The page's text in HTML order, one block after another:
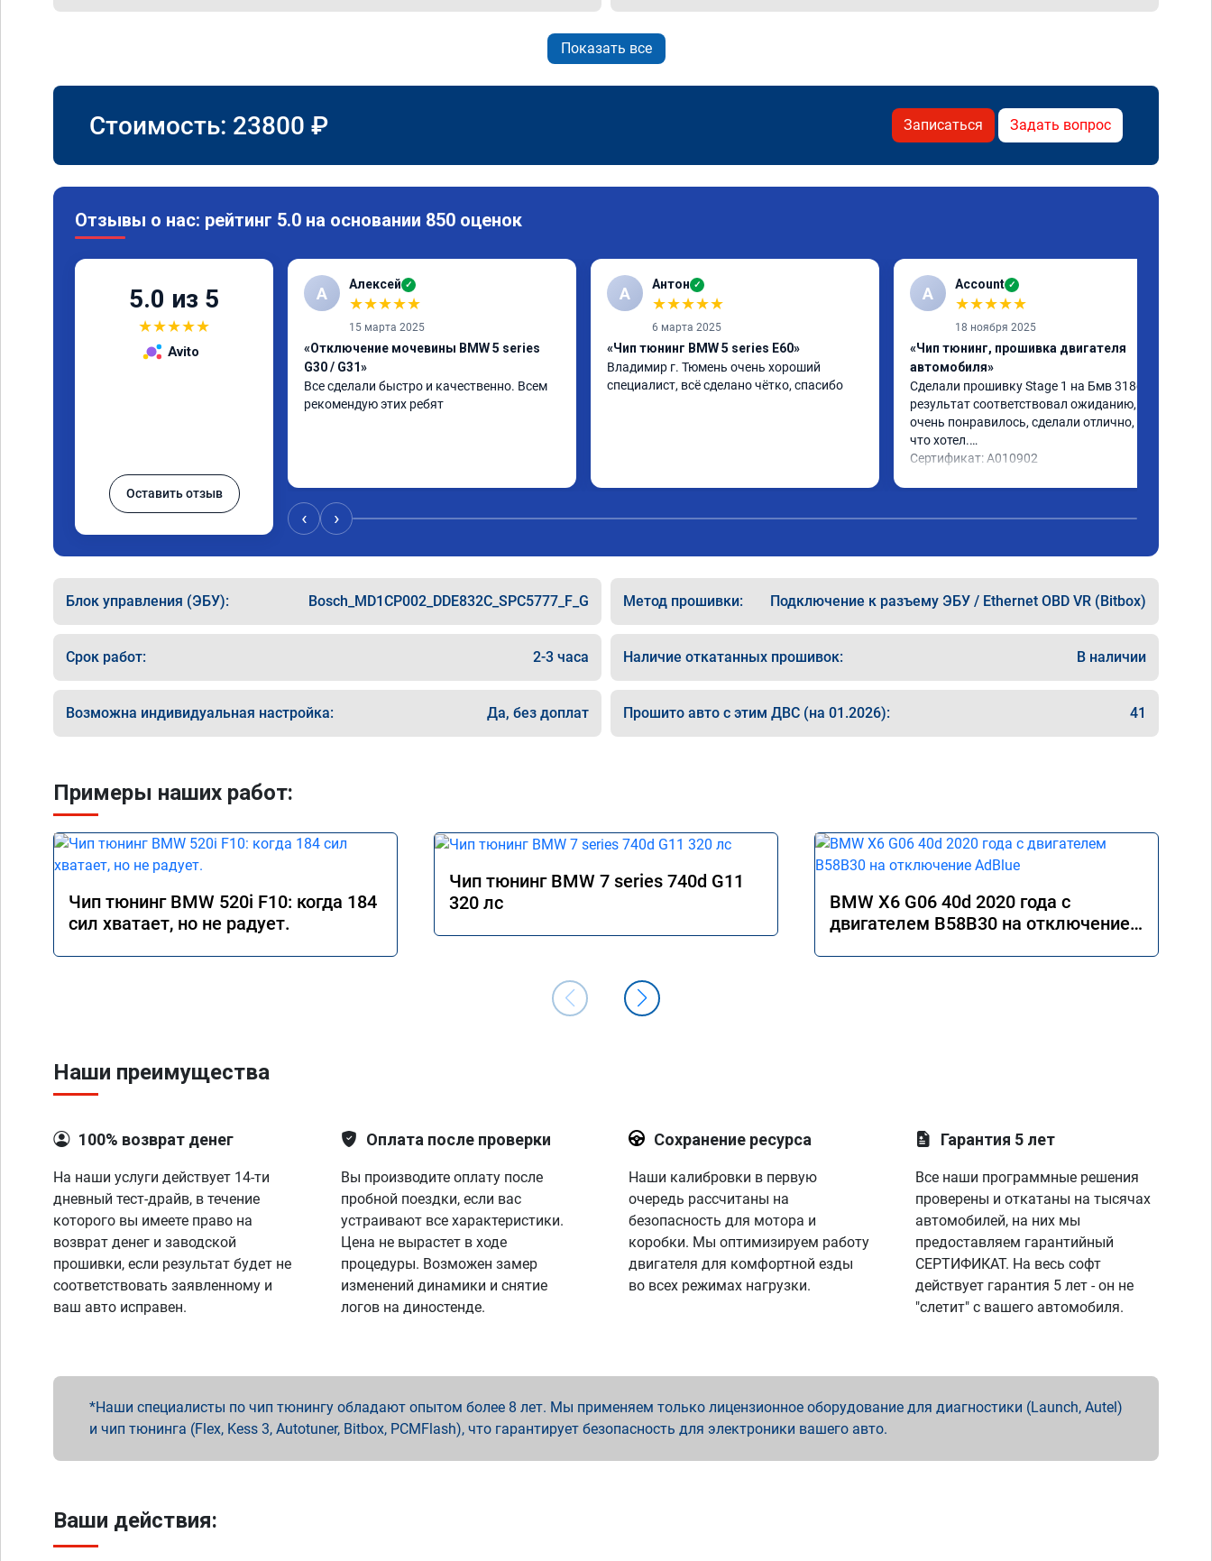
Показать все
Стоимость: 23800 ₽ Записаться Задать вопрос
Отзывы о нас: рейтинг 5.0 на основании 850 оценок
5.0 из 5
★★★★★
Avito
Оставить отзыв
А Алексей ✓
★★★★★
15 марта 2025
«Отключение мочевины BMW 5 series
G30 / G31»
Все сделали быстро и качественно. Всем
рекомендую этих ребят
А Антон ✓
★★★★★
6 марта 2025
«Чип тюнинг BMW 5 series E60»
Владимир г. Тюмень очень хороший
специалист, всё сделано чётко, спасибо
A Account ✓
★★★★★
18 ноября 2025
«Чип тюнинг, прошивка двигателя
автомобиля»
Сделали прошивку Stage 1 на Бмв 318d,
результат соответствовал ожиданию, все
очень понравилось, сделали отлично, то
что хотел.
Сертификат: A010902
‹ ›
Блок управления (ЭБУ): Bosch_MD1CP002_DDE832C_SPC5777_F_G Метод прошивки: Подключение к разъему ЭБУ / Ethernet OBD VR (Bitbox)
Срок работ: 2-3 часа Наличие откатанных прошивок: В наличии
Возможна индивидуальная настройка: Да, без доплат Прошито авто с этим ДВС (на 01.2026): 41
Примеры наших работ:
Чип тюнинг BMW 520i F10: когда 184
сил хватает, но не радует.
Чип тюнинг BMW 7 series 740d G11
320 лс
BMW X6 G06 40d 2020 года с
двигателем B58B30 на отключение
Наши преимущества
100% возврат денег
На наши услуги действует 14-ти
дневный тест-драйв, в течение
которого вы имеете право на
возврат денег и заводской
прошивки, если результат будет не
соответствовать заявленному и
ваш авто исправен.
Оплата после проверки
Вы производите оплату после
пробной поездки, если вас
устраивают все характеристики.
Цена не вырастет в ходе
процедуры. Возможен замер
изменений динамики и снятие
логов на диностенде.
Сохранение ресурса
Наши калибровки в первую
очередь рассчитаны на
безопасность для мотора и
коробки. Мы оптимизируем работу
двигателя для комфортной езды
во всех режимах нагрузки.
Гарантия 5 лет
Все наши программные решения
проверены и откатаны на тысячах
автомобилей, на них мы
предоставляем гарантийный
СЕРТИФИКАТ. На весь софт
действует гарантия 5 лет - он не
"слетит" с вашего автомобиля.
Наши специалисты по чип тюнингу обладают опытом более 8 лет. Мы применяем только лицензионное оборудование для диагностики (Launch, Autel)
и чип тюнинга (Flex, Kess 3, Autotuner, Bitbox, PCMFlash), что гарантирует безопасность для электроники вашего авто.
Ваши действия: